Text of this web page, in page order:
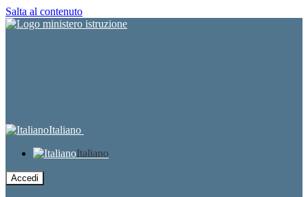
Salta al contenuto
Italiano
Italiano
Accedi